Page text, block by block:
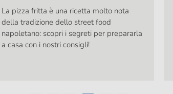
La pizza fritta è una ricetta molto nota
della tradizione dello street food
napoletano: scopri i segreti per prepararla
a casa con i nostri consigli!